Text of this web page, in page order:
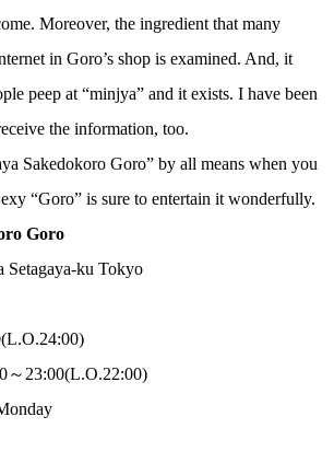
Moreover, the ingredient that many
in Goro’s shop is examined. And, it
peep at “minjya” and it exists. I have been
the information, too.
Sakedokoro Goro” by all means when you
“Goro” is sure to entertain it wonderfully.
Goro
Setagaya-ku Tokyo
～23:00(L.O.22:00)